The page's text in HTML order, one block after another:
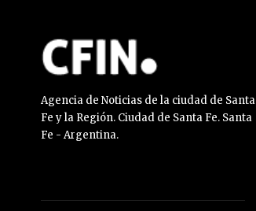
Agencia de Noticias de la ciudad de Santa
Fe y la Región. Ciudad de Santa Fe. Santa
Fe - Argentina.